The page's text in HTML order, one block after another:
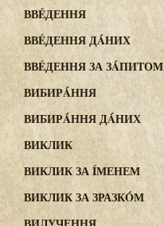
ВВÉДЕННЯ
ВВÉДЕННЯ ДÁНИХ
ВВÉДЕННЯ ЗА ЗÁПИТОМ
ВИБИРÁННЯ
ВИБИРÁННЯ ДÁНИХ
ВИКЛИК
ВИКЛИК ЗА ÍМЕНЕМ
ВИКЛИК ЗА ЗРАЗКÓМ